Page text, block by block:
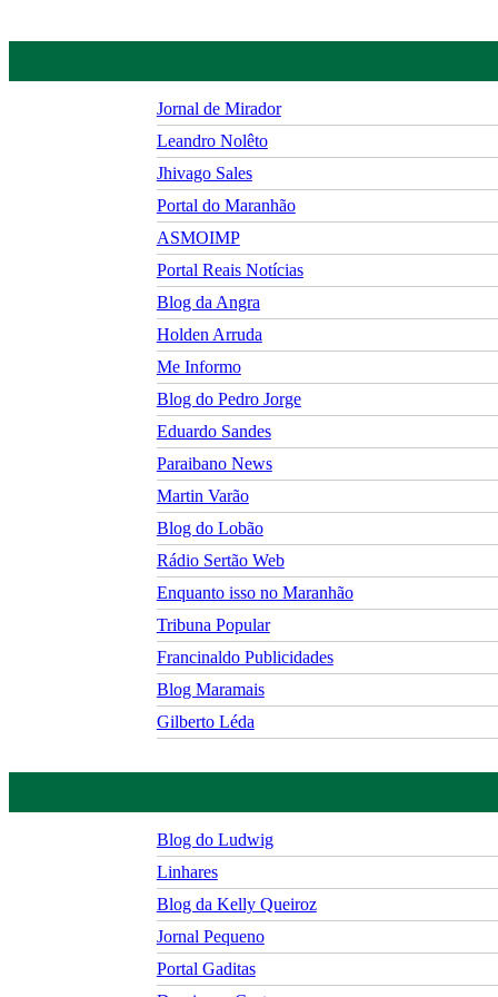
Jornal de Mirador
Leandro Nolêto
Jhivago Sales
Portal do Maranhão
ASMOIMP
Portal Reais Notí­cias
Blog da Angra
Holden Arruda
Me Informo
Blog do Pedro Jorge
Eduardo Sandes
Paraibano News
Martin Varão
Blog do Lobão
Rádio Sertão Web
Enquanto isso no Maranhão
Tribuna Popular
Francinaldo Publicidades
Blog Maramais
Gilberto Léda
Blog do Ludwig
Linhares
Blog da Kelly Queiroz
Jornal Pequeno
Portal Gaditas